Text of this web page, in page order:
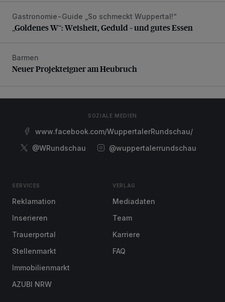
„Goldenes W“: Weisheit, Geduld – und gutes Essen
Gastronomie-Guide „So schmeckt Wuppertal!“
„Goldenes W“: Weisheit, Geduld – und gutes Essen
Neuer Projekteigner am Heubruch
Barmen
Neuer Projekteigner am Heubruch
SOZIALE MEDIEN
www.facebook.com/WuppertalerRundschau/
@WRundschau
@wuppertalerrundschau
SERVICES
Reklamation
Inserieren
Trauerportal
Stellenmarkt
Immobilienmarkt
AZUBI NRW
VERLAG
Mediadaten
Team
Karriere
FAQ